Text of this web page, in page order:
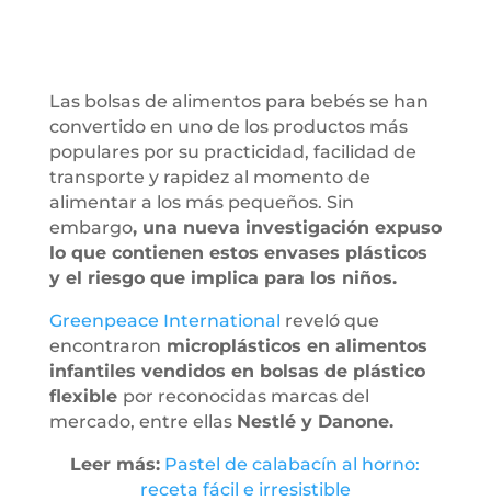
Las bolsas de alimentos para bebés se han
convertido en uno de los productos más
populares por su practicidad, facilidad de
transporte y rapidez al momento de
alimentar a los más pequeños. Sin
embargo, una nueva investigación expuso
lo que contienen estos envases plásticos
y el riesgo que implica para los niños.
Greenpeace International reveló que
encontraron microplásticos en alimentos
infantiles vendidos en bolsas de plástico
flexible por reconocidas marcas del
mercado, entre ellas Nestlé y Danone.
Leer más: Pastel de calabacín al horno:
receta fácil e irresistible